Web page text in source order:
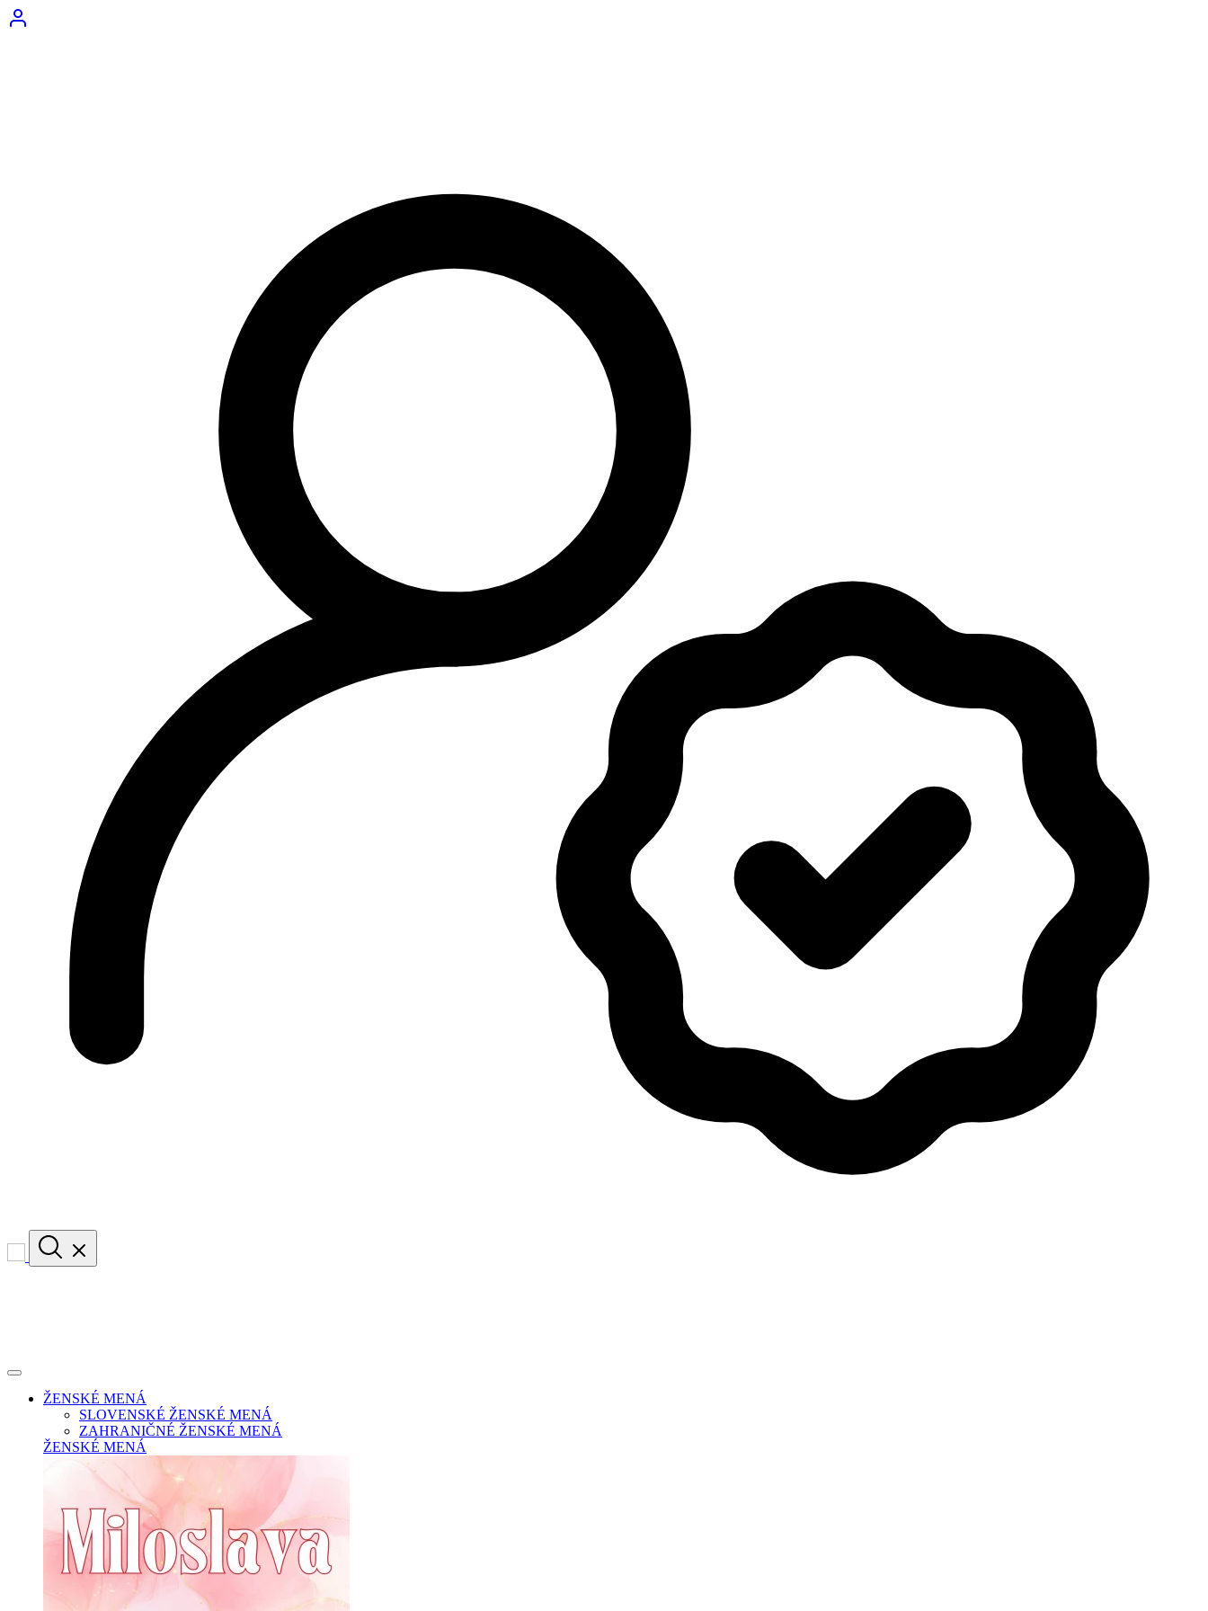
ŽENSKÉ MENÁ
SLOVENSKÉ ŽENSKÉ MENÁ
ZAHRANIČNÉ ŽENSKÉ MENÁ
ŽENSKÉ MENÁ